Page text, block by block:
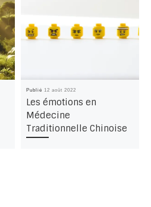
Publié12 août 2022
Les émotions en
Médecine
Traditionnelle Chinoise